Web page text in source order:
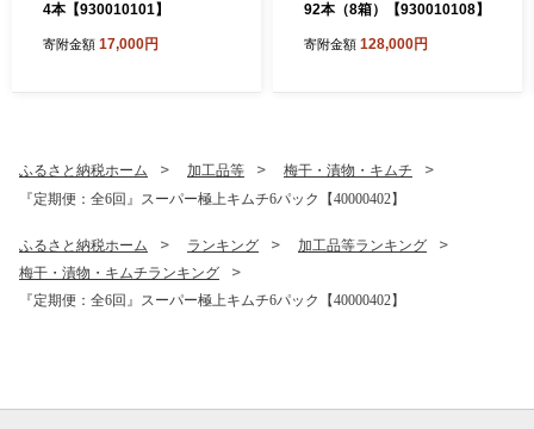
4本【930010101】
寄附金額 17,000円
92本（8箱）【930010108】
寄附金額 128,000円
ふるさと納税ホーム 加工品等
梅干・漬物・キムチ
『定期便：全6回』スーパー極上キムチ6パック【40000402】
ふるさと納税ホーム ランキング
加工品等ランキング
梅干・漬物・キムチランキング
『定期便：全6回』スーパー極上キムチ6パック【40000402】